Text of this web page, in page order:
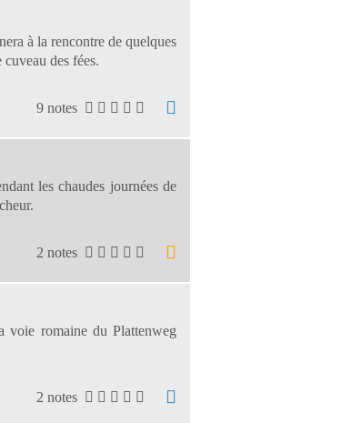
à la rencontre de quelques
des fées.
9 notes
les chaudes journées de
2 notes
voie romaine du Plattenweg
2 notes